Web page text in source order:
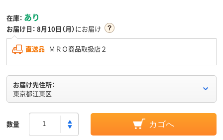
在庫： あり
お届け日： 8月10日（月）にお届け
直送品 ＭＲＯ商品取扱店２
お届け先住所：
東京都江東区
数量 カゴへ